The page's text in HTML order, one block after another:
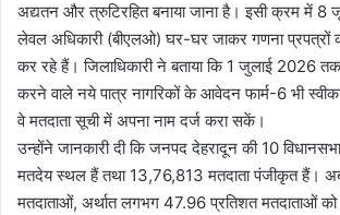
अद्यतन और त्रुटिरहित बनाया जाना है। इसी क्रम में
लेवल अधिकारी (बीएलओ) घर-घर जाकर गणना प्रपत्रों
कर रहे हैं। जिलाधिकारी ने बताया कि 1 जुलाई 2026
करने वाले नये पात्र नागरिकों के आवेदन फार्म-6 भी
वे मतदाता सूची में अपना नाम दर्ज करा सकें।
उन्होंने जानकारी दी कि जनपद देहरादून की 10
मतदेय स्थल हैं तथा 13,76,813 मतदाता पंजीकृत हैं।
मतदाताओं, अर्थात लगभग 47.96 प्रतिशत मतदाताओं को